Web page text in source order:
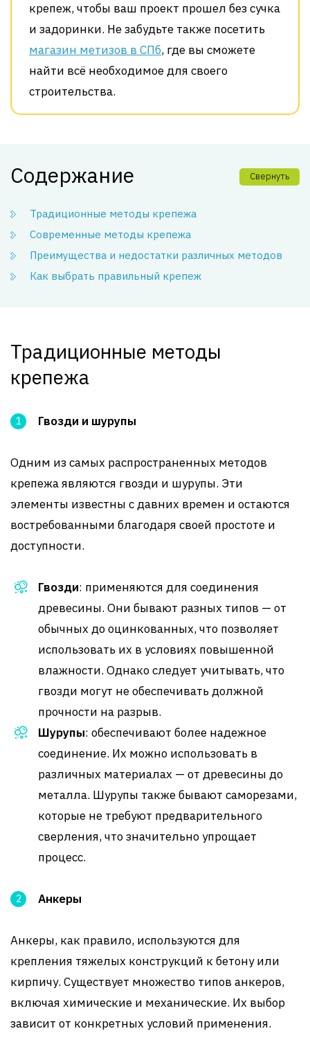
крепеж, чтобы ваш проект прошел без сучка
и задоринки. Не забудьте также посетить
магазин метизов в СПб, где вы сможете
найти всё необходимое для своего
строительства.
Содержание Свернуть
Традиционные методы крепежа
Современные методы крепежа
Преимущества и недостатки различных методов
Как выбрать правильный крепеж
Традиционные методы
крепежа
Гвозди и шурупы
Одним из самых распространенных методов
крепежа являются гвозди и шурупы. Эти
элементы известны с давних времен и остаются
востребованными благодаря своей простоте и
доступности.
Гвозди: применяются для соединения
древесины. Они бывают разных типов — от
обычных до оцинкованных, что позволяет
использовать их в условиях повышенной
влажности. Однако следует учитывать, что
гвозди могут не обеспечивать должной
прочности на разрыв.
Шурупы: обеспечивают более надежное
соединение. Их можно использовать в
различных материалах — от древесины до
металла. Шурупы также бывают саморезами,
которые не требуют предварительного
сверления, что значительно упрощает
процесс.
Анкеры
Анкеры, как правило, используются для
крепления тяжелых конструкций к бетону или
кирпичу. Существует множество типов анкеров,
включая химические и механические. Их выбор
зависит от конкретных условий применения.